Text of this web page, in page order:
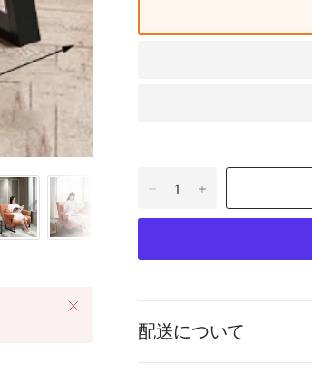
配送について